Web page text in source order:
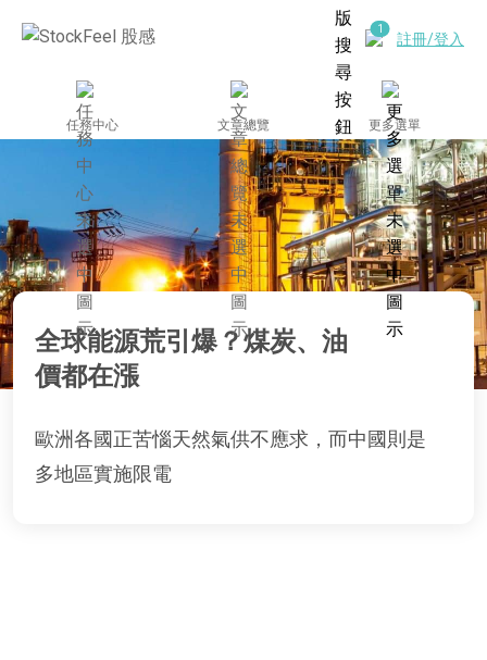
註冊/登入
任務中心 文章總覽 更多選單
全球能源荒引爆？煤炭、油
價都在漲
歐洲各國正苦惱天然氣供不應求，而中國則是
多地區實施限電